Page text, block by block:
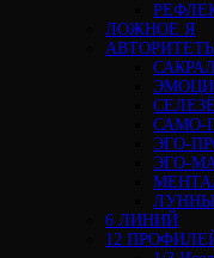
ЛОЖНОЕ Я
САМО-
ЭГО-
ЭГО-
6 ЛИНИЙ
12